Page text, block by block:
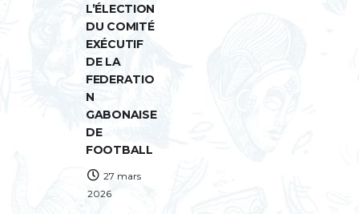
L’ÉLECTION
DU COMITÉ
EXÉCUTIF
DE LA
FEDERATIO
N
GABONAISE
DE
FOOTBALL
27 mars
2026